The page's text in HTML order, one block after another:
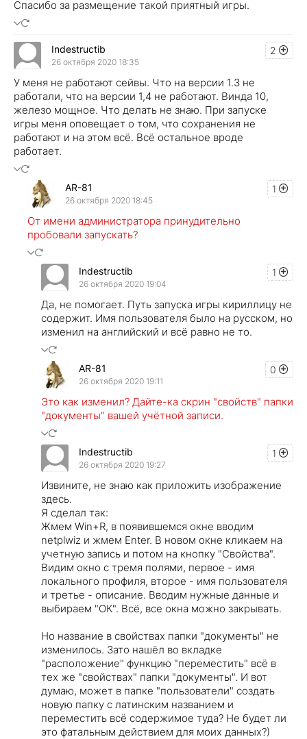
Спасибо за размещение такой приятный игры.
2
Indestructib
26 октября 2020 18:35
У меня не работают сейвы. Что на версии 1.3 не
работали, что на версии 1,4 не работают. Винда 10,
железо мощное. Что делать не знаю. При запуске
игры меня оповещает о том, что сохранения не
работают и на этом всё. Всё остальное вроде
работает.
1
AR-81
26 октября 2020 18:45
От имени администратора принудительно
пробовали запускать?
1
Indestructib
26 октября 2020 19:04
Да, не помогает. Путь запуска игры кириллицу не
содержит. Имя пользователя было на русском, но
изменил на английский и всё равно не то.
0
AR-81
26 октября 2020 19:11
Это как изменил? Дайте-ка скрин "свойств" папки
"документы" вашей учётной записи.
1
Indestructib
26 октября 2020 19:27
Извините, не знаю как приложить изображение
здесь.
Я сделал так:
Жмем Win+R, в появившемся окне вводим
netplwiz и жмем Enter. В новом окне кликаем на
учетную запись и потом на кнопку "Свойства".
Видим окно с тремя полями, первое - имя
локального профиля, второе - имя пользователя
и третье - описание. Вводим нужные данные и
выбираем "ОК". Всё, все окна можно закрывать.
Но название в свойствах папки "документы" не
изменилось. Зато нашёл во вкладке
"расположение" функцию "переместить" всё в
тех же "свойствах" папки "документы". И вот
думаю, может в папке "пользователи" создать
новую папку с латинским названием и
переместить всё содержимое туда? Не будет ли
это фатальным действием для моих данных?)